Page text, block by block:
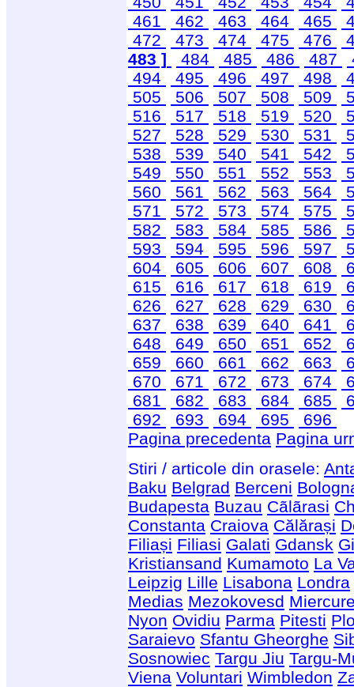
461
462 463 464 465
472
473 474 475 476
483 ]
484 485 486 487
494
495 496 497 498
505
506 507 508 509
516
517 518 519 520
527
528 529 530 531
538
539 540 541 542
549
550 551 552 553
560
561 562 563 564
571
572 573 574 575
582
583 584 585 586
593
594 595 596 597
604
605 606 607 608
615
616 617 618 619
626
627 628 629 630
637
638 639 640 641
648
649 650 651 652
659
660 661 662 663
670
671 672 673 674
681
682 683 684 685
692
693 694 695
696
Pagina precedenta Pagina
Stiri / articole din orasele:
Baku Belgrad Berceni
Budapesta Buzau Cãlãrasi
Constanta Craiova Călărași
Filiași Filiasi Galati Gdansk
Kristiansand Kumamoto La
Leipzig Lille Lisabona Londra
Medias Mezokovesd
Nyon Ovidiu Parma Pitesti
Saraievo Sfantu Gheorghe
Sosnowiec Targu Jiu Targu-
Viena Voluntari Wimbledon